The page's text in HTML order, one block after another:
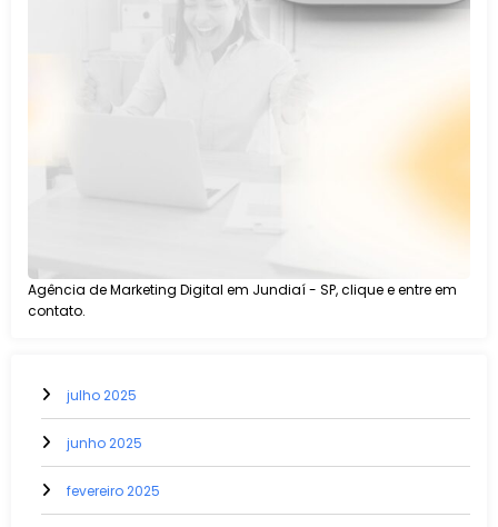
Agência de Marketing Digital em Jundiaí - SP, clique e entre em
contato.
julho 2025
junho 2025
fevereiro 2025